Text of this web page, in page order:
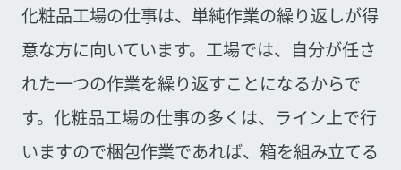
化粧品工場の仕事は、単純作業の繰り返しが得
意な方に向いています。工場では、自分が任さ
れた一つの作業を繰り返すことになるからで
す。化粧品工場の仕事の多くは、ライン上で行
いますので梱包作業であれば、箱を組み立てる